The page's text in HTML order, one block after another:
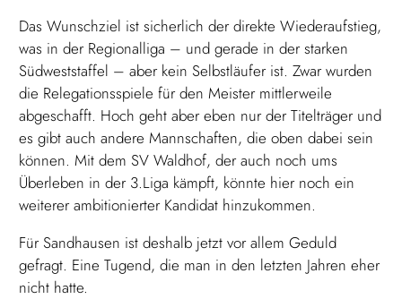
Das Wunschziel ist sicherlich der direkte Wiederaufstieg,
was in der Regionalliga – und gerade in der starken
Südweststaffel – aber kein Selbstläufer ist. Zwar wurden
die Relegationsspiele für den Meister mittlerweile
abgeschafft. Hoch geht aber eben nur der Titelträger und
es gibt auch andere Mannschaften, die oben dabei sein
können. Mit dem SV Waldhof, der auch noch ums
Überleben in der 3.Liga kämpft, könnte hier noch ein
weiterer ambitionierter Kandidat hinzukommen.
Für Sandhausen ist deshalb jetzt vor allem Geduld
gefragt. Eine Tugend, die man in den letzten Jahren eher
nicht hatte.